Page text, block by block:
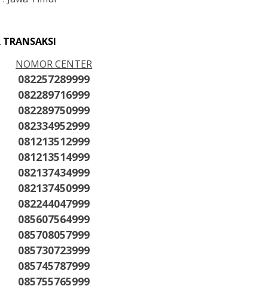
TRANSAKSI
NOMOR CENTER
082257289999
082289716999
082289750999
082334952999
081213512999
081213514999
082137434999
082137450999
082244047999
085607564999
085708057999
085730723999
085745787999
085755765999